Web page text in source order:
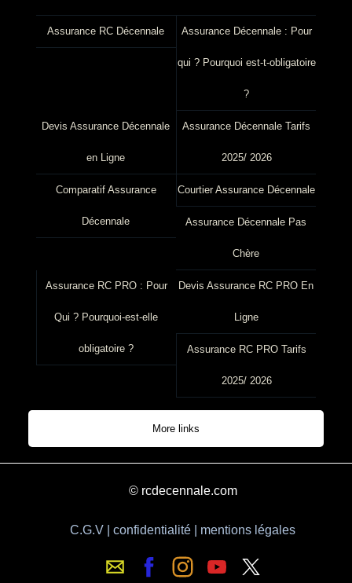
Assurance RC Décennale Assurance Décennale : Pour
qui ? Pourquoi est-t-obligatoire
?
Devis Assurance Décennale
en Ligne
Assurance Décennale Tarifs
2025/ 2026
Comparatif Assurance
Décennale
Courtier Assurance Décennale
Assurance Décennale Pas
Chère
Assurance RC PRO : Pour
Qui ? Pourquoi-est-elle
obligatoire ?
Devis Assurance RC PRO En
Ligne
Assurance RC PRO Tarifs
2025/ 2026
More links
© rcdecennale.com
C.G.V | confidentialité | mentions légales